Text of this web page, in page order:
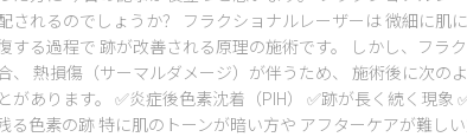
されるのでしょうか？ フラクショナルレーザーは 微細に肌に
する過程で 跡が改善される原理の施術です。 しかし、フラ
、 熱損傷（サーマルダメージ）が伴うため、 施術後に次の
があります。 ✅炎症後色素沈着（PIH） ✅跡が長く続く現象
る色素の跡 特に肌のトーンが暗い方や アフターケアが難しい